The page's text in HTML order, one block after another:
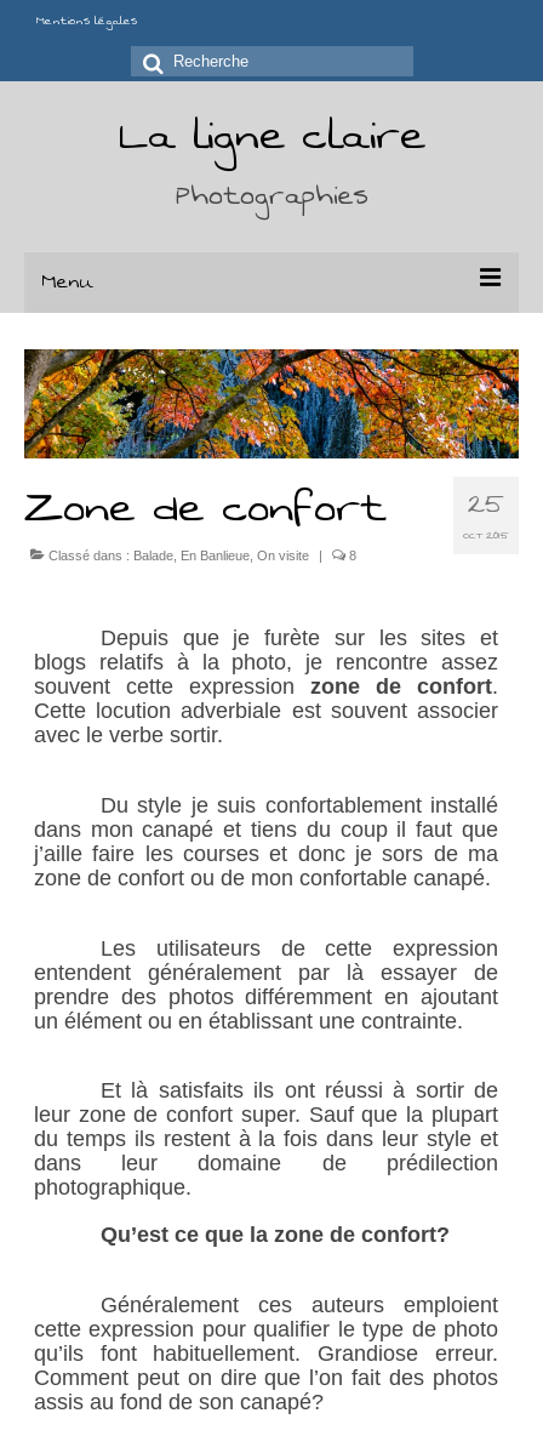
Mentions légales
Rechercher
:
La ligne claire
Photographies
Menu
Portfolio
Séries
Chaises
Déchirures
Chariots
Sacs à mains
A propos
Présentation
S’abonner
Contact
Liens
25
OCT 2015
Zone de confort
Classé dans : Balade En Banlieue On visite 8
Depuis que je furète sur les sites et
blogs relatifs à la photo, je rencontre assez
souvent cette expression zone de confort.
Cette locution adverbiale est souvent associer
avec le verbe sortir.
Du style je suis confortablement installé
dans mon canapé et tiens du coup il faut que
j’aille faire les courses et donc je sors de ma
zone de confort ou de mon confortable canapé.
Les utilisateurs de cette expression
entendent généralement par là essayer de
prendre des photos différemment en ajoutant
un élément ou en établissant une contrainte.
Et là satisfaits ils ont réussi à sortir de
leur zone de confort super. Sauf que la plupart
du temps ils restent à la fois dans leur style et
dans leur domaine de prédilection
photographique.
Qu’est ce que la zone de confort?
Généralement ces auteurs emploient
cette expression pour qualifier le type de photo
qu’ils font habituellement. Grandiose erreur.
Comment peut on dire que l’on fait des photos
assis au fond de son canapé?